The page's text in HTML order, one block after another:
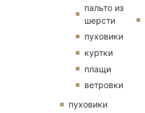
пальто из
шерсти
пуховики
куртки
плащи
ветровки
пуховики